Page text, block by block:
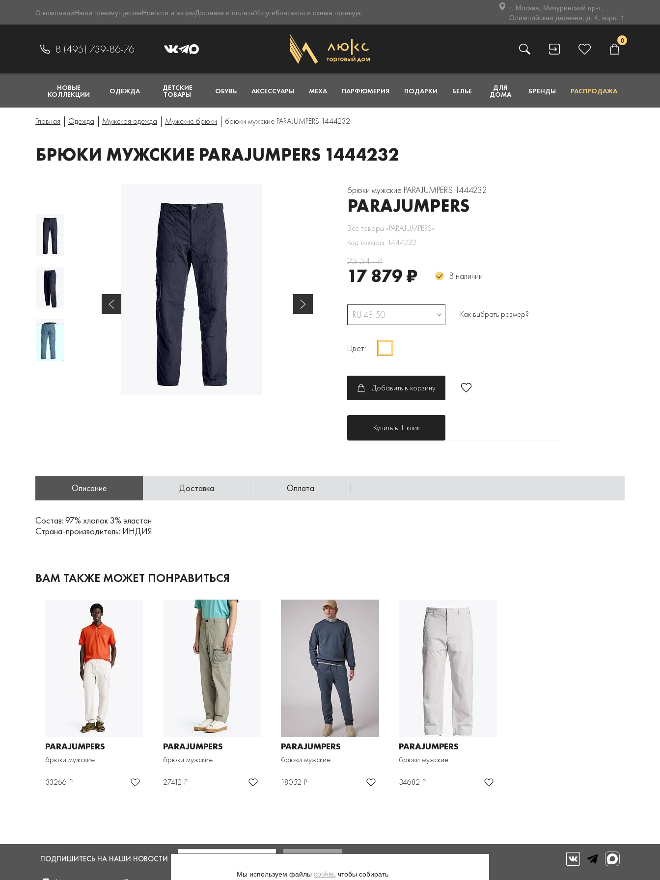
О компанииНаши преимуществаНовости и акцииДоставка и оплатаУслугиКонтакты и схема проезда
г. Москва, Мичуринский пр-т,
Олимпийская деревня, д. 4, корп. 1
8 (495) 739-86-76
0
НОВЫЕ
КОЛЛЕКЦИИ ОДЕЖДА ДЕТСКИЕ
ТОВАРЫ ОБУВЬ АКСЕССУАРЫ МЕХА ПАРФЮМЕРИЯ ПОДАРКИ БЕЛЬЕ ДЛЯ
ДОМА БРЕНДЫ РАСПРОДАЖА
Главная Одежда Мужская одежда Мужские брюки брюки мужские PARAJUMPERS 1444232
БРЮКИ МУЖСКИЕ PARAJUMPERS 1444232
брюки мужские PARAJUMPERS 1444232
PARAJUMPERS
Все товары «PARAJUMPERS»
Код товара: 1444232
25 541 ₽
17 879 ₽ В наличии
RU 48-50 Как выбрать размер?
Цвет:
Добавить в корзину
Купить в 1 клик
Описание Доставка Оплата
Состав: 97% хлопок 3% эластан
Страна-производитель: ИНДИЯ
ВАМ ТАКЖЕ МОЖЕТ ПОНРАВИТЬСЯ
PARAJUMPERS
брюки мужские
33266 ₽
PARAJUMPERS
брюки мужские
27412 ₽
PARAJUMPERS
брюки мужские
18052 ₽
PARAJUMPERS
брюки мужские
34682 ₽
ПОДПИШИТЕСЬ НА НАШИ НОВОСТИ
Мы используем файлы cookie, чтобы собирать